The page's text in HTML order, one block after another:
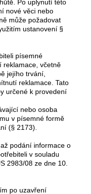
Po uplynutí této
nové věci nebo
může požadovat
ustanovení §
písemné
reklamace, včetně
jejího trvání,
reklamace. Tato
určené k provedení
nebo osoba
v písemné formě
(§ 2173).
podání informace o
v souladu
2983/08 ze dne 10.
po uzavření